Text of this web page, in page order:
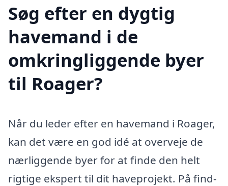
Søg efter en dygtig
havemand i de
omkringliggende byer
til Roager?
Når du leder efter en havemand i Roager,
kan det være en god idé at overveje de
nærliggende byer for at finde den helt
rigtige ekspert til dit haveprojekt. På find-